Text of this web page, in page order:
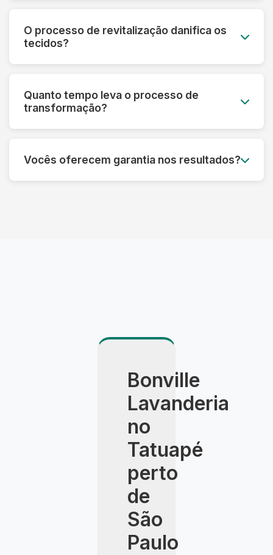
prévia e informamos o que é possível restaurar
O processo de revitalização danifica os
tecidos?
prolongar a vida útil das roupas, sempre
respeitando as características de cada material.
Quanto tempo leva o processo de
transformação?
de restauração podem precisar de um tempo
adicional para garantir o melhor resultado.
Vocês oferecem garantia nos resultados?
Bonville
Lavanderia
no
Tatuapé
perto
de
São
Paulo